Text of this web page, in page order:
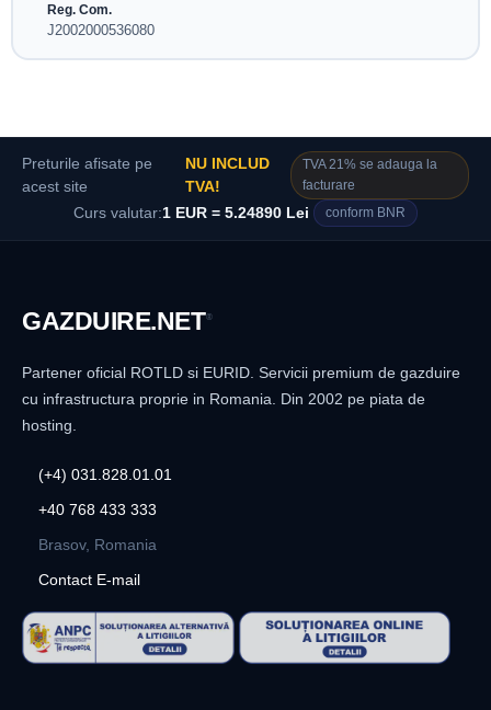
Reg. Com.
J2002000536080
Preturile afisate pe
acest site
NU INCLUD
TVA!
TVA 21% se adauga la
facturare
Curs valutar:1 EUR = 5.24890 Lei conform BNR
GAZDUIRE.NET®
Partener oficial ROTLD si EURID. Servicii premium de gazduire
cu infrastructura proprie in Romania. Din 2002 pe piata de
hosting.
(+4) 031.828.01.01
+40 768 433 333
Brasov, Romania
Contact E-mail